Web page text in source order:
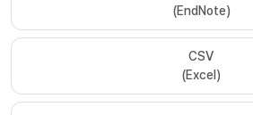
(EndNote)
CSV
(Excel)